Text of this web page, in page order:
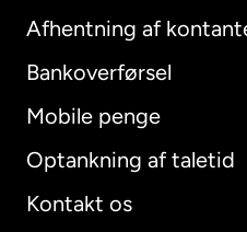
Afhentning af
Bankoverførsel
Mobile penge
Optankning af taletid
Kontakt os